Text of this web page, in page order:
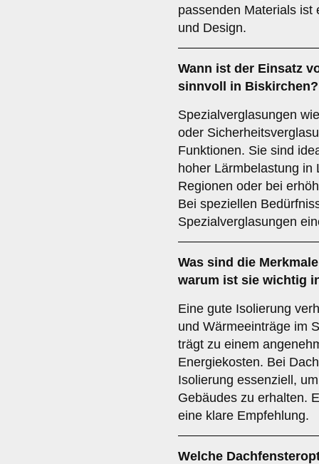
passenden Materials ist
und Design.
Wann ist der Einsatz
sinnvoll in Biskirchen?
Spezialverglasungen
oder
Funktionen. Sie sind
hoher Lärmbelastung in
Regionen oder bei
Bei speziellen
Spezialverglasungen
Was sind die
warum ist sie wichtig
Eine gute Isolierung
und Wärmeeinträge im
trägt zu einem
Energiekosten. Bei
Isolierung essenziell,
Gebäudes zu erhalten.
eine klare Empfehlung.
Welche